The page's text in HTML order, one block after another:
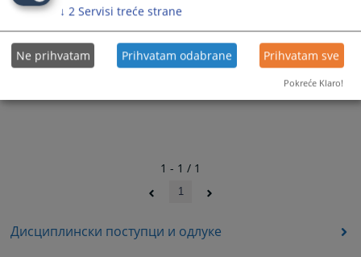
Дисциплински поступци и одлуке
1 - 1 / 1
1
↓ 2 Servisi treće strane
Ne prihvatam Prihvatam odabrane Prihvatam sve
Pokreće Klaro!